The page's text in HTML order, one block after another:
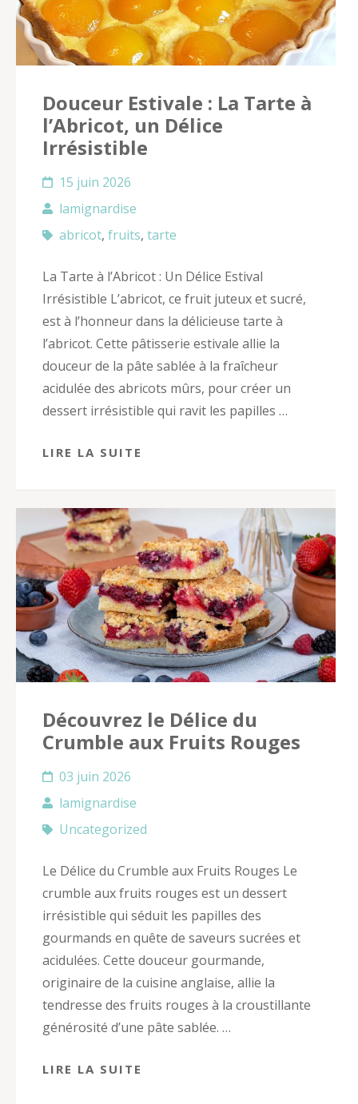
Douceur Estivale : La Tarte à
l’Abricot, un Délice
Irrésistible
15 juin 2026
lamignardise
abricot, fruits, tarte
La Tarte à l’Abricot : Un Délice Estival
Irrésistible L’abricot, ce fruit juteux et sucré,
est à l’honneur dans la délicieuse tarte à
l’abricot. Cette pâtisserie estivale allie la
douceur de la pâte sablée à la fraîcheur
acidulée des abricots mûrs, pour créer un
dessert irrésistible qui ravit les papilles …
LIRE LA SUITE
Découvrez le Délice du
Crumble aux Fruits Rouges
03 juin 2026
lamignardise
Uncategorized
Le Délice du Crumble aux Fruits Rouges Le
crumble aux fruits rouges est un dessert
irrésistible qui séduit les papilles des
gourmands en quête de saveurs sucrées et
acidulées. Cette douceur gourmande,
originaire de la cuisine anglaise, allie la
tendresse des fruits rouges à la croustillante
générosité d’une pâte sablée. …
LIRE LA SUITE